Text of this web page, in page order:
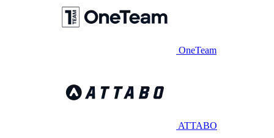
OneTeam
ATTABO